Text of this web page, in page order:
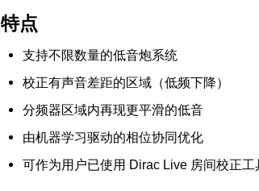
特点
支持不限数量的低音炮系统
校正有声音差距的区域（低频下降）
分频器区域内再现更平滑的低音
由机器学习驱动的相位协同优化
可作为用户已使用 Dirac Live 房间校正工